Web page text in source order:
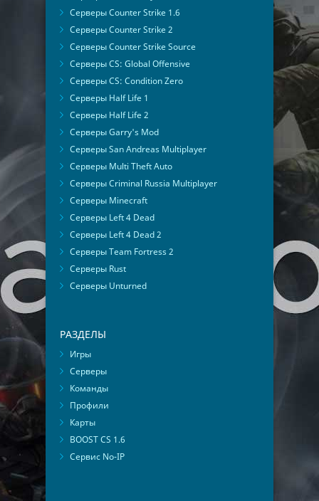
Серверы Counter Strike 1.6
Серверы Counter Strike 2
Серверы Counter Strike Source
Серверы CS: Global Offensive
Серверы CS: Condition Zero
Серверы Half Life 1
Серверы Half Life 2
Серверы Garry's Mod
Серверы San Andreas Multiplayer
Серверы Multi Theft Auto
Серверы Criminal Russia Multiplayer
Серверы Minecraft
Серверы Left 4 Dead
Серверы Left 4 Dead 2
Серверы Team Fortress 2
Серверы Rust
Серверы Unturned
РАЗДЕЛЫ
Игры
Серверы
Команды
Профили
Карты
BOOST CS 1.6
Сервис No-IP